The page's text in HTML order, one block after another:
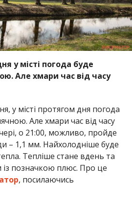
у місті погода буде
Але хмари час від часу
у місті протягом дня погода
Але хмари час від часу
о 21:00, можливо, пройде
– 1,1 мм. Найхолодніше буде
Тепліше стане вдень та
із позначкою плюс. Про це
, посилаючись